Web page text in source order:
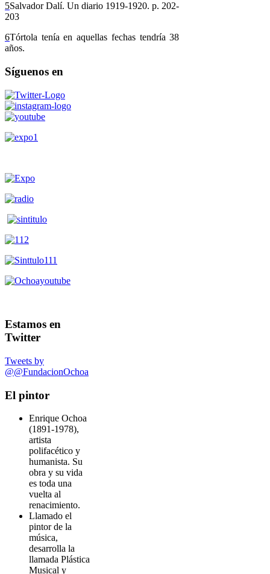
5Salvador Dalí. Un diario 1919-1920. p. 202-
203
6Tórtola tenía en aquellas fechas tendría 38
años.
Síguenos en
Estamos en
Twitter
Tweets by
@@FundacionOchoa
El pintor
Enrique Ochoa
(1891-1978),
artista
polifacético y
humanista. Su
obra y su vida
es toda una
vuelta al
renacimiento.
Llamado el
pintor de la
música,
desarrolla la
llamada Plástica
Musical y